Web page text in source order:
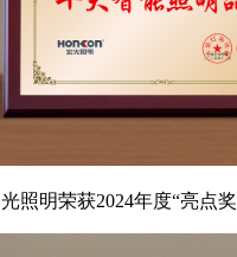
照明荣获2024年度“亮点